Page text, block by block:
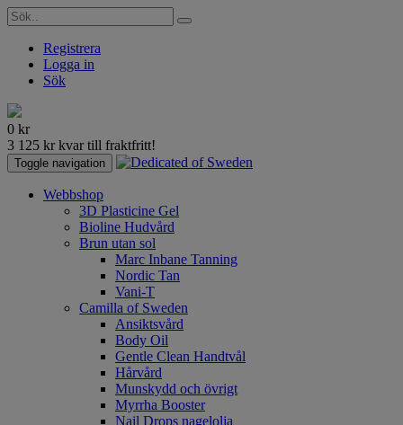
Registrera
Logga in
Sök
0 kr
3 125 kr kvar till fraktfritt!
Toggle navigation
Webbshop
3D Plasticine Gel
Bioline Hudvård
Brun utan sol
Marc Inbane Tanning
Nordic Tan
Vani-T
Camilla of Sweden
Ansiktsvård
Body Oil
Gentle Clean Handtvål
Hårvård
Munskydd och övrigt
Myrrha Booster
Nail Drops nagelolja